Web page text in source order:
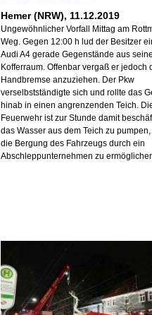
Hemer (NRW), 11.12.2019
Ungewöhnlicher Vorfall Mittag am
Weg. Gegen 12:00 h lud der Besitzer
Audi A4 gerade Gegenstände aus
Kofferraum. Offenbar vergaß er jedoch
Handbremse anzuziehen. Der Pkw
verselbstständigte sich und rollte das
hinab in einen angrenzenden Teich.
Feuerwehr ist zur Stunde damit
das Wasser aus dem Teich zu
die Bergung des Fahrzeugs durch ein
Abschleppunternehmen zu